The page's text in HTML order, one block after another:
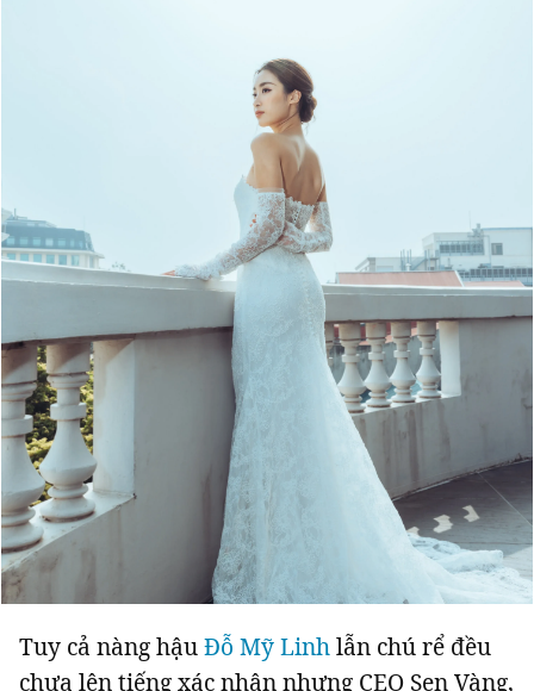
Tuy cả nàng hậuĐỗ Mỹ Linhlẫn chú rể đều
chưa lên tiếng xác nhận nhưng CEO Sen Vàng,